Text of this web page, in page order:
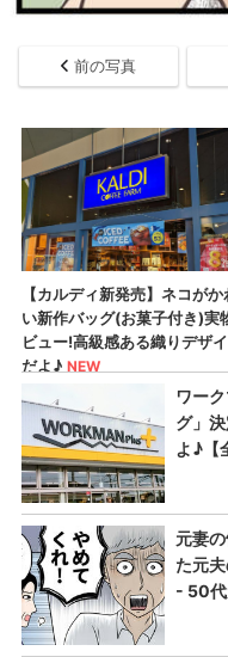
前の写真